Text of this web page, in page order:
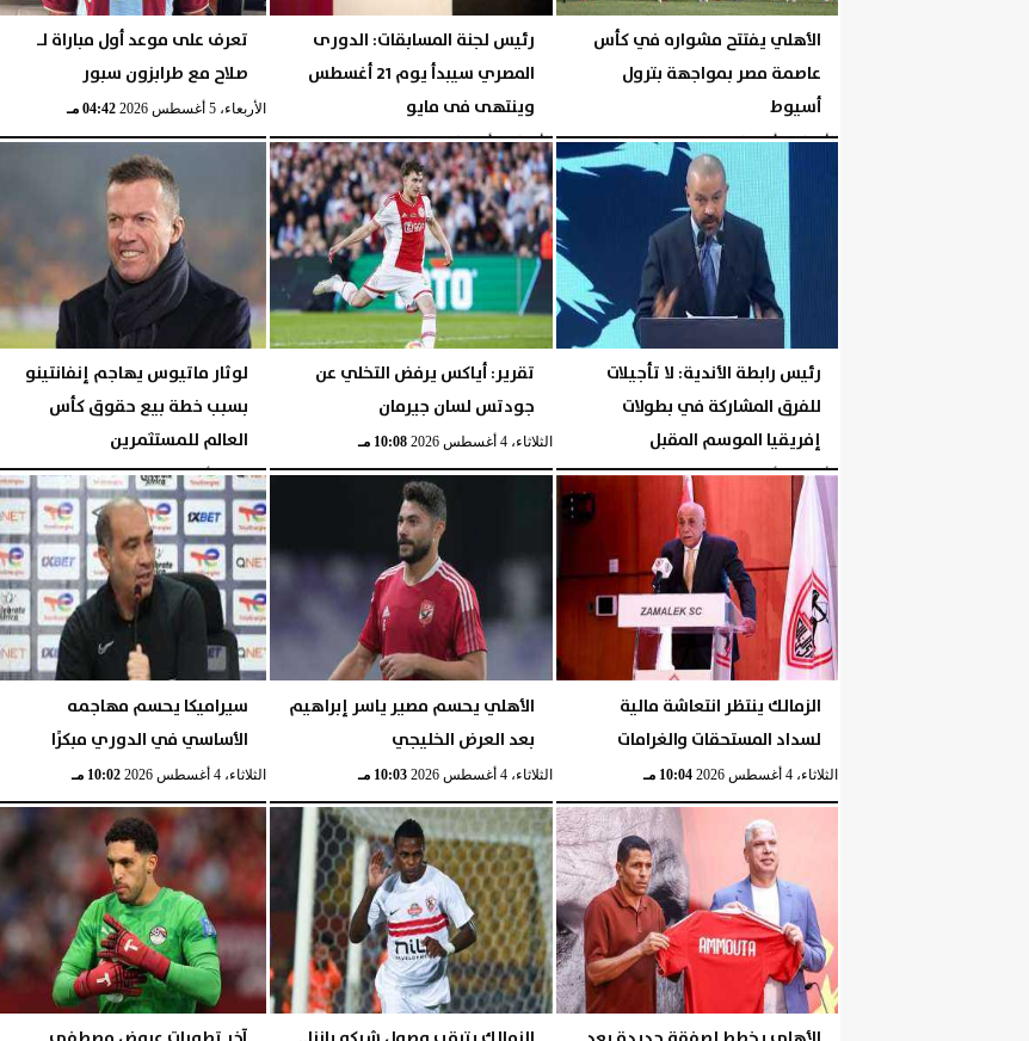
الأهلي يفتتح مشواره في كأس
عاصمة مصر بمواجهة بترول
أسيوط
الأربعاء، 5 أغسطس 2026 05:30 مـ
رئيس لجنة المسابقات: الدورى
المصري سيبدأ يوم 21 أغسطس
وينتهى فى مايو
الأربعاء، 5 أغسطس 2026 05:29 مـ
تعرف على موعد أول مباراة لـ
صلاح مع طرابزون سبور
الأربعاء، 5 أغسطس 2026 04:42 مـ
رئيس رابطة الأندية: لا تأجيلات
للفرق المشاركة في بطولات
إفريقيا الموسم المقبل
الأربعاء، 5 أغسطس 2026 04:40 مـ
تقرير: أياكس يرفض التخلي عن
جودتس لسان جيرمان
الثلاثاء، 4 أغسطس 2026 10:08 مـ
لوثار ماتيوس يهاجم إنفانتينو
بسبب خطة بيع حقوق كأس
العالم للمستثمرين
الثلاثاء، 4 أغسطس 2026 10:06 مـ
الزمالك ينتظر انتعاشة مالية
لسداد المستحقات والغرامات
الثلاثاء، 4 أغسطس 2026 10:04 مـ
الأهلي يحسم مصير ياسر إبراهيم
بعد العرض الخليجي
الثلاثاء، 4 أغسطس 2026 10:03 مـ
سيراميكا يحسم مهاجمه
الأساسي في الدوري مبكرًا
الثلاثاء، 4 أغسطس 2026 10:02 مـ